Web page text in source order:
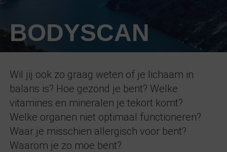
BODYSCAN
Wil jij ook zo graag weten of je lichaam in
balans is? Hoe gezond je bent? Welke
vitamines en mineralen je tekort komt?
Welke organen niet optimaal functioneren?
Waar je misschien allergisch voor bent?
Waarom je zo moe bent?